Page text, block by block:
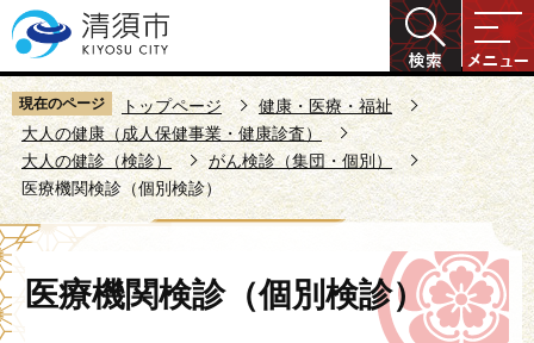
こ
の
ペ
ー
ジ
の
先
頭
で
す
現在のページ トップページ
健康・医療・福祉
大人の健康（成人保健事業・健康診査）
大人の健診（検診）
がん検診（集団・個別）
医療機関検診（個別検診）
医療機関検診（個別検診）